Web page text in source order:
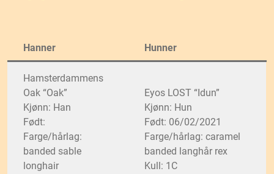
Hanner Hunner
Hamsterdammens
Oak “Oak”
Kjønn: Han
Født:
Farge/hårlag:
banded sable
longhair
Eyos LOST “Idun”
Kjønn: Hun
Født: 06/02/2021
Farge/hårlag: caramel
banded langhår rex
Kull: 1C